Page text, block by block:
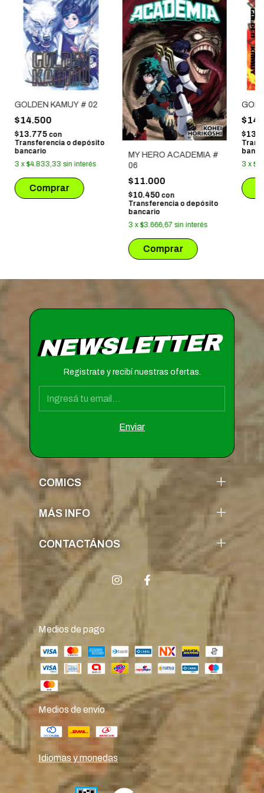
GOLDEN KAMUY # 02
$14.500
$13.775 con
Transferencia o depósito
bancario
3 x$4.833,33 sin interés
MY HERO ACADEMIA #
06
$11.000
$10.450 con
Transferencia o depósito
bancario
3 x$3.666,67 sin interés
3 x
NEWSLETTER
Registrate y recibí nuestras ofertas.
COMICS
MÁS INFO
CONTACTÁNOS
Medios de pago
Medios de envío
Idiomas y monedas